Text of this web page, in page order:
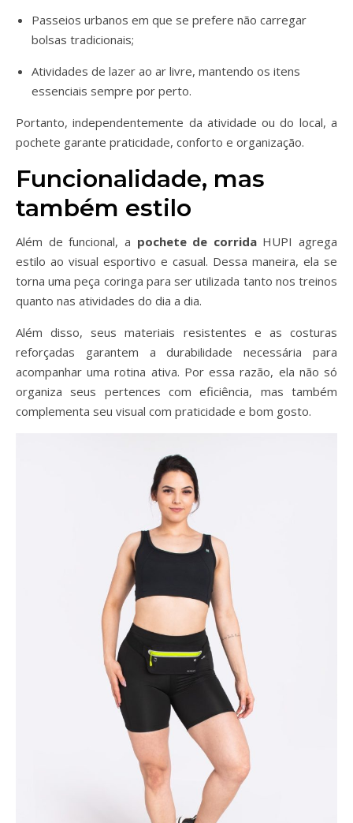
Passeios urbanos em que se prefere não carregar
bolsas tradicionais;
Atividades de lazer ao ar livre, mantendo os itens
essenciais sempre por perto.
Portanto, independentemente da atividade ou do local, a
pochete garante praticidade, conforto e organização.
Funcionalidade, mas
também estilo
Além de funcional, a pochete de corridaHUPI agrega
estilo ao visual esportivo e casual. Dessa maneira, ela se
torna uma peça coringa para ser utilizada tanto nos treinos
quanto nas atividades do dia a dia.
Além disso, seus materiais resistentes e as costuras
reforçadas garantem a durabilidade necessária para
acompanhar uma rotina ativa. Por essa razão, ela não só
organiza seus pertences com eficiência, mas também
complementa seu visual com praticidade e bom gosto.